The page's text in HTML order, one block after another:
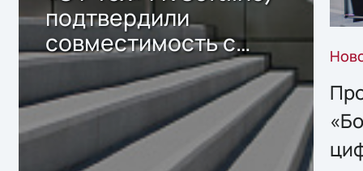
подтвердили
совместимость с
решением Sharx
Storage 2.x для
хранения данных